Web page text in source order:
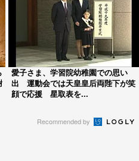
愛子さま、学習院幼稚園での思い
出 運動会では天皇皇后両陛下が笑
顔で応援 星取表を...
Recommended by